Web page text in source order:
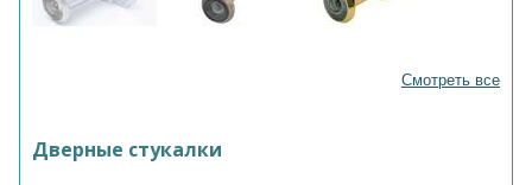
Смотреть все
Дверные стукалки